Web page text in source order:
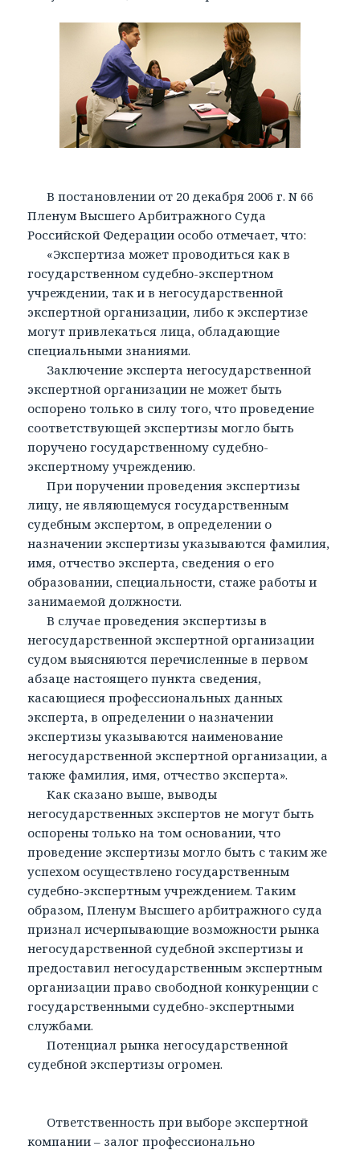
В постановлении от 20 декабря 2006 г. N 66
Пленум Высшего Арбитражного Суда
Российской Федерации особо отмечает, что:
«Экспертиза может проводиться как в
государственном судебно-экспертном
учреждении, так и в негосударственной
экспертной организации, либо к экспертизе
могут привлекаться лица, обладающие
специальными знаниями.
Заключение эксперта негосударственной
экспертной организации не может быть
оспорено только в силу того, что проведение
соответствующей экспертизы могло быть
поручено государственному судебно-
экспертному учреждению.
При поручении проведения экспертизы
лицу, не являющемуся государственным
судебным экспертом, в определении о
назначении экспертизы указываются фамилия,
имя, отчество эксперта, сведения о его
образовании, специальности, стаже работы и
занимаемой должности.
В случае проведения экспертизы в
негосударственной экспертной организации
судом выясняются перечисленные в первом
абзаце настоящего пункта сведения,
касающиеся профессиональных данных
эксперта, в определении о назначении
экспертизы указываются наименование
негосударственной экспертной организации, а
также фамилия, имя, отчество эксперта».
Как сказано выше, выводы
негосударственных экспертов не могут быть
оспорены только на том основании, что
проведение экспертизы могло быть с таким же
успехом осуществлено государственным
судебно-экспертным учреждением. Таким
образом, Пленум Высшего арбитражного суда
признал исчерпывающие возможности рынка
негосударственной судебной экспертизы и
предоставил негосударственным экспертным
организации право свободной конкуренции с
государственными судебно-экспертными
службами.
Потенциал рынка негосударственной
судебной экспертизы огромен.
Ответственность при выборе экспертной
компании – залог профессионально